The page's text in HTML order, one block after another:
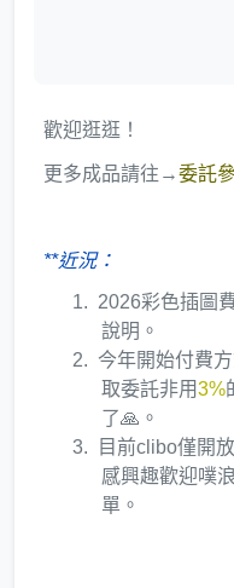
歡迎逛逛！
更多成品請往→委託
**近況：
2026彩色插圖
說明。
今年開始付費
取委託非用3%
了🙏。
目前clibo僅開
感興趣歡迎噗
單。